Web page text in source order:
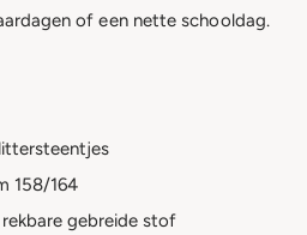
of een nette schooldag.
158/164
gebreide stof